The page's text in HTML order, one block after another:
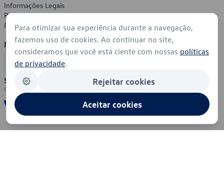
Informações Legais
Política de Privacidade
Política de Cookies
Formas de Pagamento
Segurança
Para otimizar sua experiência durante a navegação,
fazemos uso de cookies. Ao continuar no site,
consideramos que você está ciente com nossas políticas
de privacidade.
Rejeitar cookies
Aceitar cookies